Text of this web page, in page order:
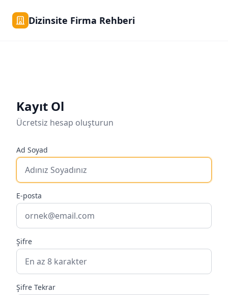
Dizinsite Firma Rehberi
Kayıt Ol
Ücretsiz hesap oluşturun
Ad Soyad
E-posta
Şifre
Şifre Tekrar